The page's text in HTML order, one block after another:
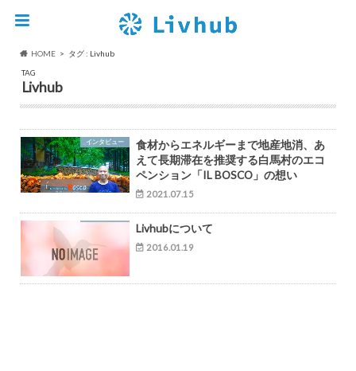
HOME
タグ : Livhub
TAG
Livhub
インタビュー
食材からエネルギーまで地産地消、あ
えて長期滞在を推奨する白馬村のエコ
ペンション「IL BOSCO」の想い
2021.07.15
Livhubについて
2016.01.19